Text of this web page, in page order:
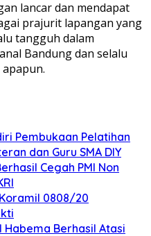
lancar dan mendapat
prajurit lapangan yang
tangguh dalam
Bandung dan selalu
Pembukaan Pelatihan
dan Guru SMA DIY
Cegah PMI Non
0808/20
Habema Berhasil Atasi